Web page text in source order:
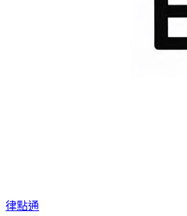
律點通